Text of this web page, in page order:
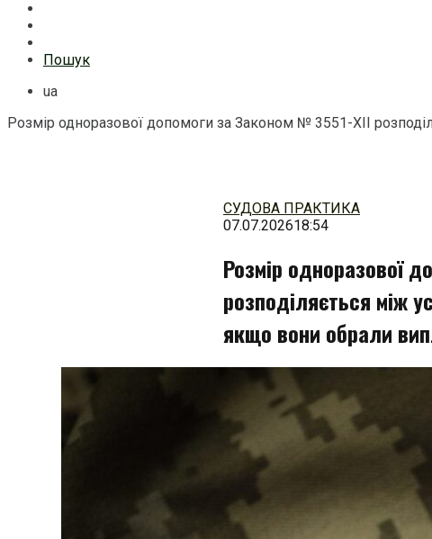
Пошук
ua
Розмір одноразової допомоги за Законом № 3551-XII
СУДОВА ПРАКТИКА
07.07.202618:54
Розмір одноразової
розподіляється між
якщо вони обрали